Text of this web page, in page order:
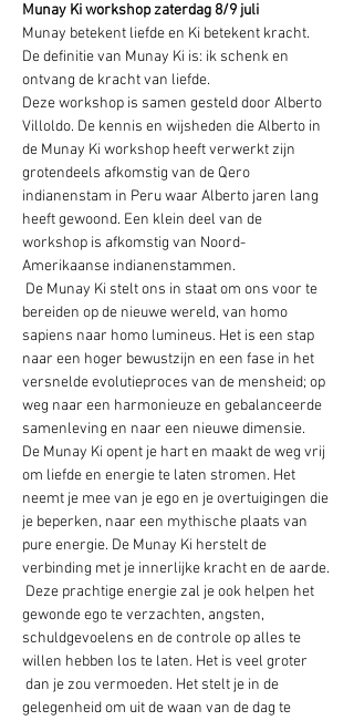
Munay Ki workshop zaterdag 8/9 juli
Munay betekent liefde en Ki betekent kracht.
De definitie van Munay Ki is: ik schenk en
ontvang de kracht van liefde.
Deze workshop is samen gesteld door Alberto
Villoldo. De kennis en wijsheden die Alberto in
de Munay Ki workshop heeft verwerkt zijn
grotendeels afkomstig van de Qero
indianenstam in Peru waar Alberto jaren lang
heeft gewoond. Een klein deel van de
workshop is afkomstig van Noord-
Amerikaanse indianenstammen.
De Munay Ki stelt ons in staat om ons voor te
bereiden op de nieuwe wereld, van homo
sapiens naar homo lumineus. Het is een stap
naar een hoger bewustzijn en een fase in het
versnelde evolutieproces van de mensheid; op
weg naar een harmonieuze en gebalanceerde
samenleving en naar een nieuwe dimensie.
De Munay Ki opent je hart en maakt de weg vrij
om liefde en energie te laten stromen. Het
neemt je mee van je ego en je overtuigingen die
je beperken, naar een mythische plaats van
pure energie. De Munay Ki herstelt de
verbinding met je innerlijke kracht en de aarde.
Deze prachtige energie zal je ook helpen het
gewonde ego te verzachten, angsten,
schuldgevoelens en de controle op alles te
willen hebben los te laten. Het is veel groter
dan je zou vermoeden. Het stelt je in de
gelegenheid om uit de waan van de dag te